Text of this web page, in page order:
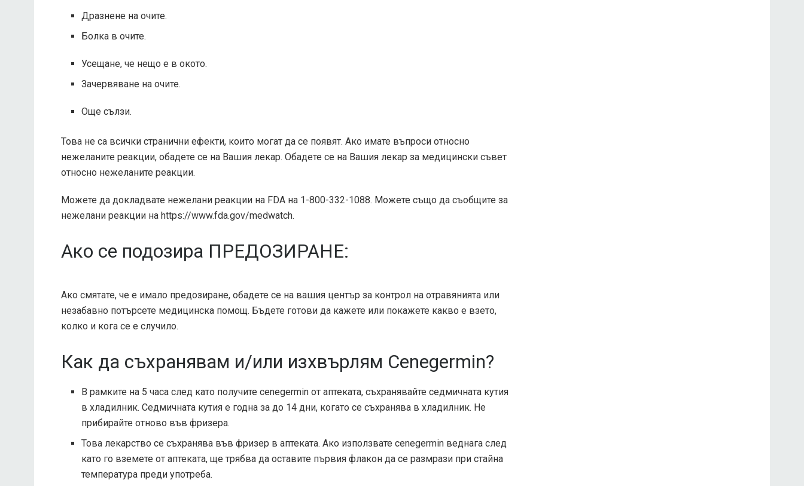
Дразнене на очите.
Болка в очите.
Усещане, че нещо е в окото.
Зачервяване на очите.
Още сълзи.
Това не са всички странични ефекти, които могат да се появят. Ако имате въпроси относно
нежеланите реакции, обадете се на Вашия лекар. Обадете се на Вашия лекар за медицински съвет
относно нежеланите реакции.
Можете да докладвате нежелани реакции на FDA на 1-800-332-1088. Можете също да съобщите за
нежелани реакции на https://www.fda.gov/medwatch.
Ако се подозира ПРЕДОЗИРАНЕ:
Ако смятате, че е имало предозиране, обадете се на вашия център за контрол на отравянията или
незабавно потърсете медицинска помощ. Бъдете готови да кажете или покажете какво е взето,
колко и кога се е случило.
Как да съхранявам и/или изхвърлям Cenegermin?
В рамките на 5 часа след като получите cenegermin от аптеката, съхранявайте седмичната кутия
в хладилник. Седмичната кутия е годна за до 14 дни, когато се съхранява в хладилник. Не
прибирайте отново във фризера.
Това лекарство се съхранява във фризер в аптеката. Ако използвате cenegermin веднага след
като го вземете от аптеката, ще трябва да оставите първия флакон да се размрази при стайна
температура преди употреба.